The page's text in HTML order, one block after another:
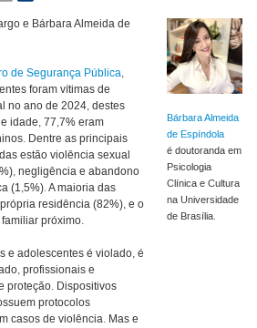
Bárbara Almeida
de Espíndola
é doutoranda em
Psicologia
Clínica e Cultura
na Universidade
de Brasília.
e Bárbara Almeida de
de Segurança Pública,
foram vítimas de
no ano de 2024, destes
idade, 77,7% eram
Dentre as principais
estão violência sexual
negligência e abandono
(1,5%). A maioria das
residência (82%), e o
próximo.
e adolescentes é violado, é
profissionais e
proteção. Dispositivos
protocolos
casos de violência. Mas e